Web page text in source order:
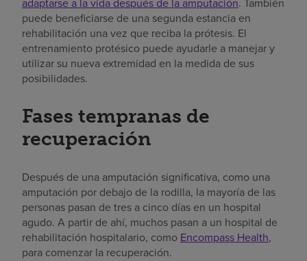
puede beneficiarse de una segunda estancia en
rehabilitación una vez que reciba la prótesis. El
entrenamiento protésico puede ayudarle a manejar y
utilizar su nueva extremidad en la medida de sus
posibilidades.
Fases tempranas de
recuperación
Después de una amputación significativa, como una
amputación por debajo de la rodilla, la mayoría de las
personas pasan de tres a cinco días en un hospital
agudo. A partir de ahí, muchos pasan a un hospital de
rehabilitación hospitalario, como Encompass Health,
para comenzar la recuperación.